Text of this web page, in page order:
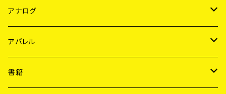
JAPAN
WORLD
アナログ
JAPAN
７EP
WORLD
アパレル
JAPAN
書籍